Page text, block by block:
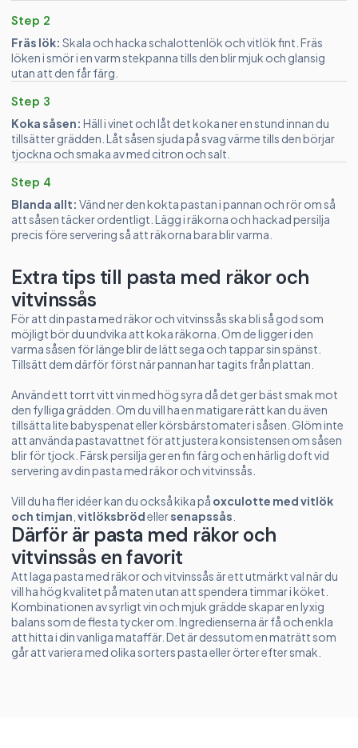
Därför är pasta med räkor och
vitvinssås en favorit
Att laga pasta med räkor och vitvinssås är ett utmärkt val när du
vill ha hög kvalitet på maten utan att spendera timmar i köket.
Kombinationen av syrligt vin och mjuk grädde skapar en lyxig
balans som de flesta tycker om. Ingredienserna är få och enkla
att hitta i din vanliga mataffär. Det är dessutom en maträtt som
går att variera med olika sorters pasta eller örter efter smak.
Step 2
Fräs lök: Skala och hacka schalottenlök och vitlök fint. Fräs
löken i smör i en varm stekpanna tills den blir mjuk och glansig
utan att den får färg.
Step 3
Koka såsen: Häll i vinet och låt det koka ner en stund innan du
tillsätter grädden. Låt såsen sjuda på svag värme tills den börjar
tjockna och smaka av med citron och salt.
Step 4
Blanda allt: Vänd ner den kokta pastan i pannan och rör om så
att såsen täcker ordentligt. Lägg i räkorna och hackad persilja
precis före servering så att räkorna bara blir varma.
Extra tips till pasta med räkor och
vitvinssås
För att din pasta med räkor och vitvinssås ska bli så god som
möjligt bör du undvika att koka räkorna. Om de ligger i den
varma såsen för länge blir de lätt sega och tappar sin spänst.
Tillsätt dem därför först när pannan har tagits från plattan.
Använd ett torrt vitt vin med hög syra då det ger bäst smak mot
den fylliga grädden. Om du vill ha en matigare rätt kan du även
tillsätta lite babyspenat eller körsbärstomater i såsen. Glöm inte
att använda pastavattnet för att justera konsistensen om såsen
blir för tjock. Färsk persilja ger en fin färg och en härlig doft vid
servering av din pasta med räkor och vitvinssås.
Vill du ha fler idéer kan du också kika på oxculotte med vitlök
och timjan vitlöksbrödellersenapssås